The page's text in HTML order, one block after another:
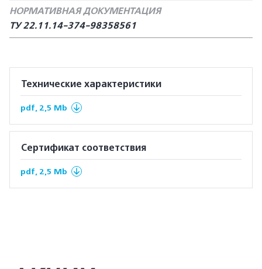
НОРМАТИВНАЯ ДОКУМЕНТАЦИЯ
ТУ 22.11.14-374-98358561
Технические характеристики
pdf, 2,5 Mb
Сертификат соответствия
pdf, 2,5 Mb